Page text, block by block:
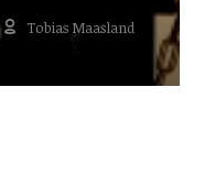
Tobias Maasland